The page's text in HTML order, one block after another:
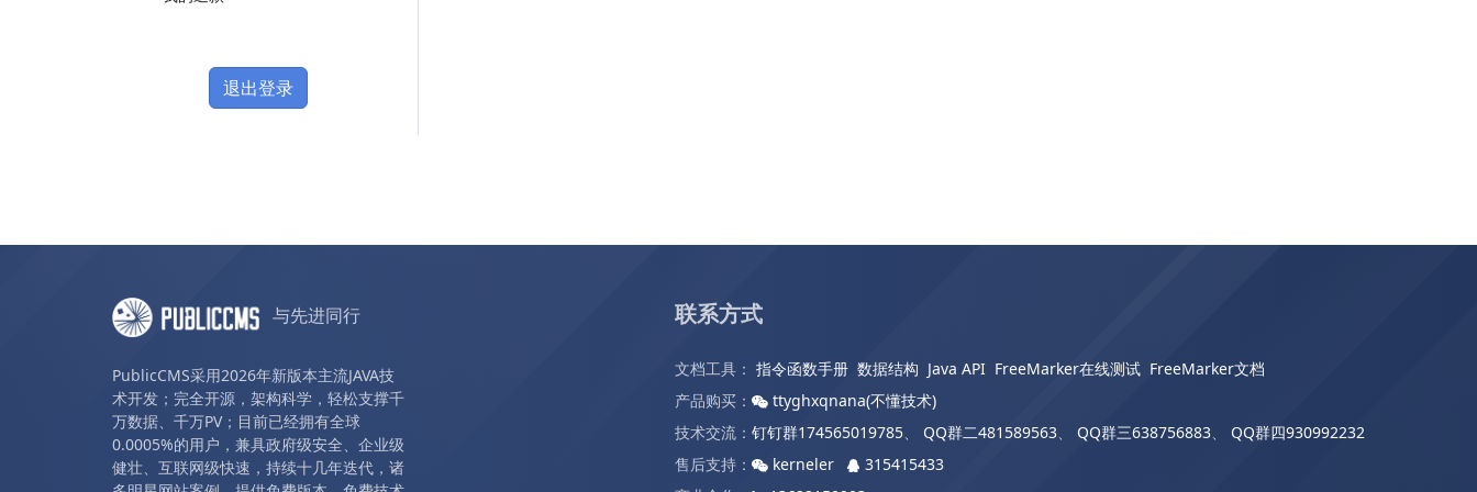
退出登录
与先进同行
PublicCMS采用2026年新版本主流JAVA技
术开发；完全开源，架构科学，轻松支撑千
万数据、千万PV；目前已经拥有全球
0.0005%的用户，兼具政府级安全、企业级
健壮、互联网级快速，持续十几年迭代，诸
联系方式
文档工具： 指令函数手册 数据结构 Java API FreeMarker在线测试 FreeMarker文档
产品购买：
ttyghxqnana(不懂技术)
技术交流： 钉钉群174565019785 QQ群二481589563 QQ群三638756883
QQ群四930992232
售后支持：
kerneler
315415433